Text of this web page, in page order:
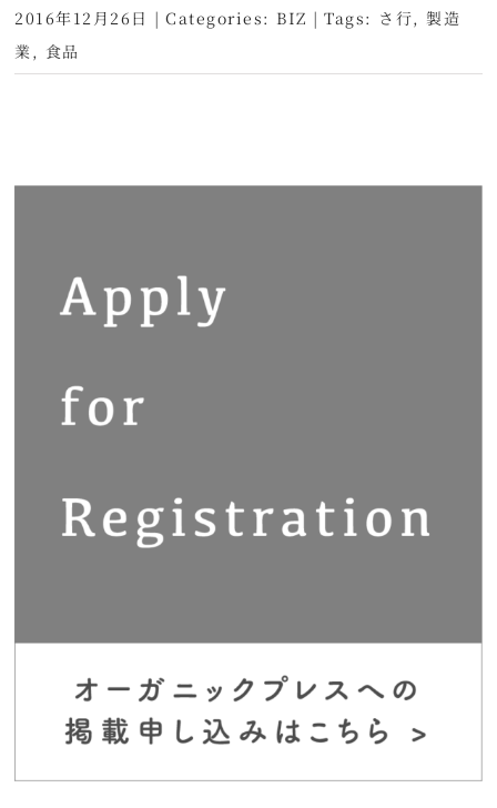
2016年12月26日 | Categories: BIZ | Tags: さ行, 製造
業 , 食品